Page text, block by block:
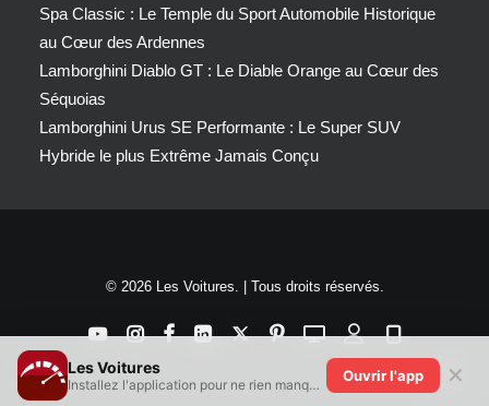
Spa Classic : Le Temple du Sport Automobile Historique
au Cœur des Ardennes
Lamborghini Diablo GT : Le Diable Orange au Cœur des
Séquoias
Lamborghini Urus SE Performante : Le Super SUV
Hybride le plus Extrême Jamais Conçu
© 2026 Les Voitures. | Tous droits réservés.
Les Voitures
Installez l'application pour ne rien manquer !
Ouvrir l'app ✕